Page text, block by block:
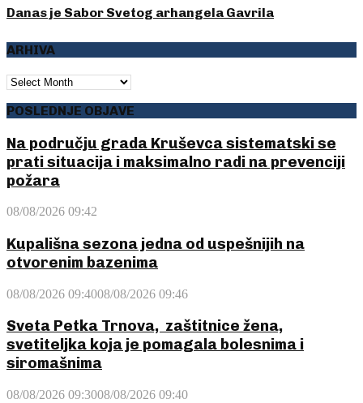
Danas je Sabor Svetog arhangela Gavrila
ARHIVA
ARHIVA
POSLEDNJE OBJAVE
Na području grada Kruševca sistematski se
prati situacija i maksimalno radi na prevenciji
požara
08/08/2026 09:42
Kupališna sezona jedna od uspešnijih na
otvorenim bazenima
08/08/2026 09:4008/08/2026 09:46
Sveta Petka Trnova, zaštitnice žena,
svetiteljka koja je pomagala bolesnima i
siromašnima
08/08/2026 09:3008/08/2026 09:40